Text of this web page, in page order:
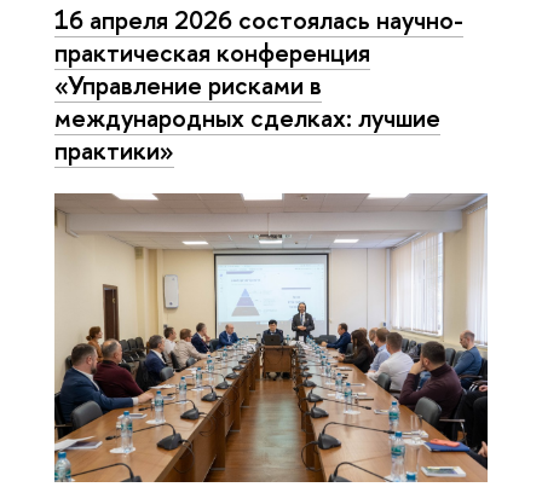
16 апреля 2026 состоялась научно-
практическая конференция
«Управление рисками в
международных сделках: лучшие
практики»